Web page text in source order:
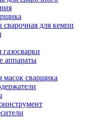
сварочная для кемпи
газосварки
аппараты
масок сварщика